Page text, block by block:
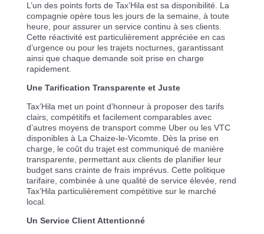
L’un des points forts de Tax’Hila est sa disponibilité. La
compagnie opère tous les jours de la semaine, à toute
heure, pour assurer un service continu à ses clients.
Cette réactivité est particulièrement appréciée en cas
d’urgence ou pour les trajets nocturnes, garantissant
ainsi que chaque demande soit prise en charge
rapidement.
Une Tarification Transparente et Juste
Tax’Hila met un point d’honneur à proposer des tarifs
clairs, compétitifs et facilement comparables avec
d’autres moyens de transport comme Uber ou les VTC
disponibles à La Chaize-le-Vicomte. Dès la prise en
charge, le coût du trajet est communiqué de manière
transparente, permettant aux clients de planifier leur
budget sans crainte de frais imprévus. Cette politique
tarifaire, combinée à une qualité de service élevée, rend
Tax’Hila particulièrement compétitive sur le marché
local.
Un Service Client Attentionné